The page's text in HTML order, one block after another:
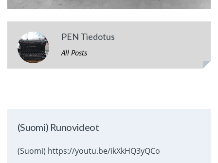
PEN Tiedotus
All Posts
(Suomi) Runovideot
(Suomi) https://youtu.be/ikXkHQ3yQCo